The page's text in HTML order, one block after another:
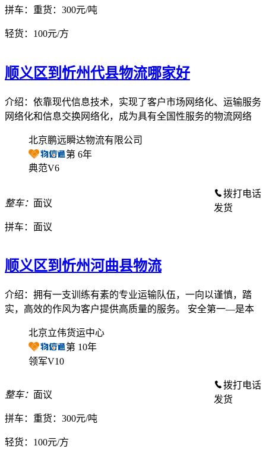
拼车： 重货：300元/吨
轻货： 100元/方
顺义区到忻州代县物流哪家好
介绍：依靠现代信息技术，实现了客户市场网络化、运输服务
网络化和信息交换网络化，成为具有全国性服务的物流网络
北京鹏远瞬达物流有限公司
第 6年
典范V6
整车： 面议
拼车： 面议
拨打电话
发货
顺义区到忻州河曲县物流
介绍：拥有一支训练有素的专业运输队伍，一向以谨慎，踏
实，高效的作风为客户提供高质量的服务。 安全第一—是本
北京立伟货运中心
第 10年
领军V10
整车： 面议
拼车： 重货：300元/吨
轻货： 100元/方
拨打电话
发货